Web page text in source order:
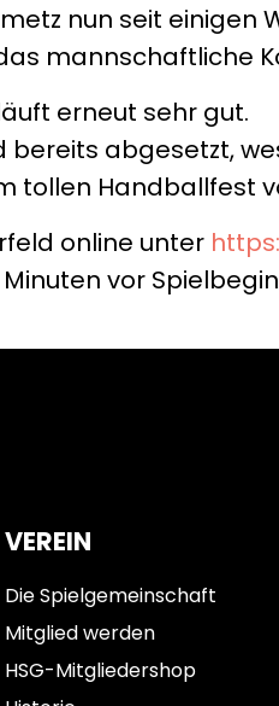
nun seit einigen
mannschaftliche
erneut sehr gut.
bereits abgesetzt,
tollen Handballfest
online unter
vor
VEREIN
Die Spielgemeinschaft
Mitglied werden
HSG-Mitgliedershop